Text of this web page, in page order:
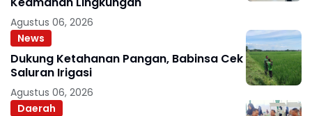
Agustus 06, 2026
News
Dukung Ketahanan Pangan, Babinsa Cek
Saluran Irigasi
Agustus 06, 2026
Daerah